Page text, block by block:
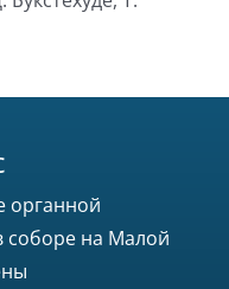
органной
соборе на Малой